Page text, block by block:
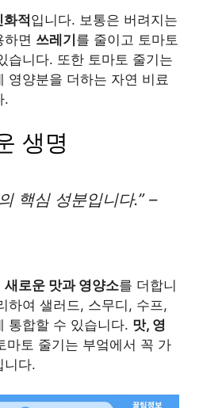
화적입니다. 보통은 버려지는
하면 쓰레기를 줄이고 토마토
습니다. 또한 토마토 줄기는
영양분을 더하는 자연 비료
.
생명
핵심 성분입니다.” –
새로운 맛과 영양소를 더합니
하여 샐러드, 스무디, 수프,
통합할 수 있습니다. 맛, 영
마토 줄기는 부엌에서 꼭 가
니다.